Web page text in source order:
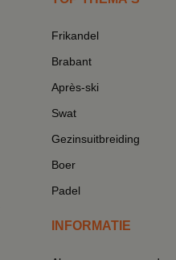
Frikandel
Brabant
Après-ski
Swat
Gezinsuitbreiding
Boer
Padel
INFORMATIE